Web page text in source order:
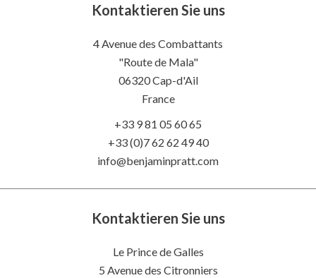
Kontaktieren Sie uns
4 Avenue des Combattants
"Route de Mala"
06320Cap-d'Ail
France
+33 9 81 05 60 65
+33 (0)7 62 62 49 40
info@benjaminpratt.com
Kontaktieren Sie uns
Le Prince de Galles
5 Avenue des Citronniers